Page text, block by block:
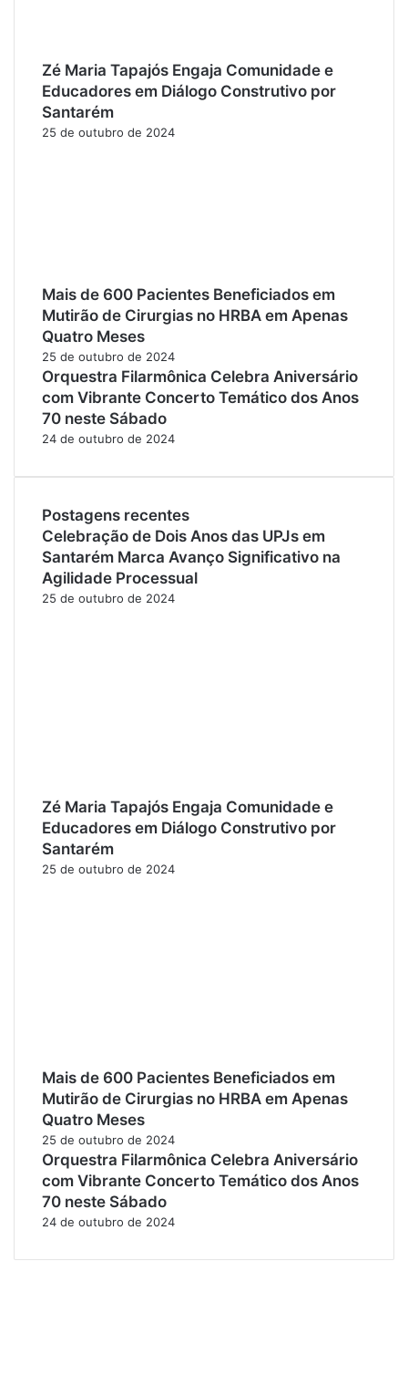
Zé Maria Tapajós Engaja Comunidade e
Educadores em Diálogo Construtivo por
Santarém
25 de outubro de 2024
Mais de 600 Pacientes Beneficiados em
Mutirão de Cirurgias no HRBA em Apenas
Quatro Meses
25 de outubro de 2024
Orquestra Filarmônica Celebra Aniversário
com Vibrante Concerto Temático dos Anos
70 neste Sábado
24 de outubro de 2024
Postagens recentes
Celebração de Dois Anos das UPJs em
Santarém Marca Avanço Significativo na
Agilidade Processual
25 de outubro de 2024
Zé Maria Tapajós Engaja Comunidade e
Educadores em Diálogo Construtivo por
Santarém
25 de outubro de 2024
Mais de 600 Pacientes Beneficiados em
Mutirão de Cirurgias no HRBA em Apenas
Quatro Meses
25 de outubro de 2024
Orquestra Filarmônica Celebra Aniversário
com Vibrante Concerto Temático dos Anos
70 neste Sábado
24 de outubro de 2024